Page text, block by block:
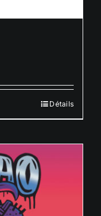
Détails